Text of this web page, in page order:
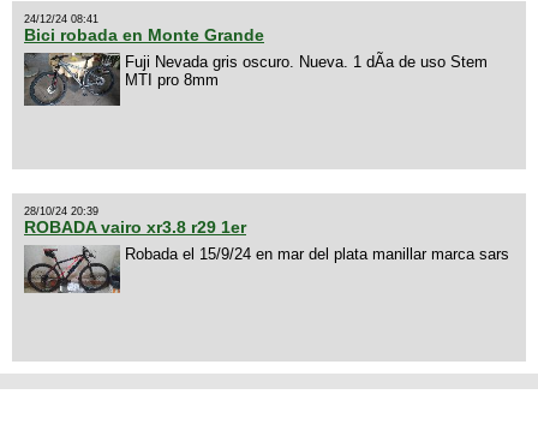
24/12/24 08:41
Bici robada en Monte Grande
Fuji Nevada gris oscuro. Nueva. 1 dÃ­a de uso Stem
MTI pro 8mm
28/10/24 20:39
ROBADA vairo xr3.8 r29 1er
Robada el 15/9/24 en mar del plata manillar marca sars